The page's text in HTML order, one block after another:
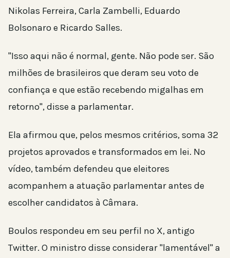
Nikolas Ferreira, Carla Zambelli, Eduardo
Bolsonaro e Ricardo Salles.
"Isso aqui não é normal, gente. Não pode ser. São
milhões de brasileiros que deram seu voto de
confiança e que estão recebendo migalhas em
retorno", disse a parlamentar.
Ela afirmou que, pelos mesmos critérios, soma 32
projetos aprovados e transformados em lei. No
vídeo, também defendeu que eleitores
acompanhem a atuação parlamentar antes de
escolher candidatos à Câmara.
Boulos respondeu em seu perfil no X, antigo
Twitter. O ministro disse considerar "lamentável" a